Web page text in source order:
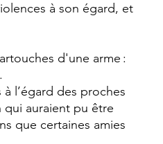
à son égard, et
d'une arme :
.
à l’égard des proches
qui auraient pu être
que certaines amies